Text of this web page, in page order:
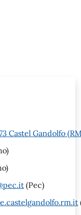
Castel Gandolfo
(Pec)